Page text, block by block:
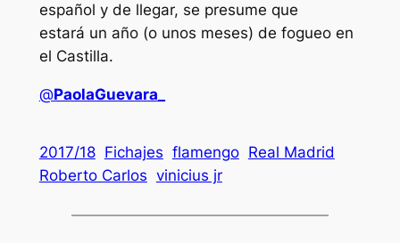
español y de llegar, se presume que
estará un año (o unos meses) de fogueo en
el Castilla.
@PaolaGuevara_
2017/18 Fichajes flamengo Real Madrid
Roberto Carlos vinicius jr